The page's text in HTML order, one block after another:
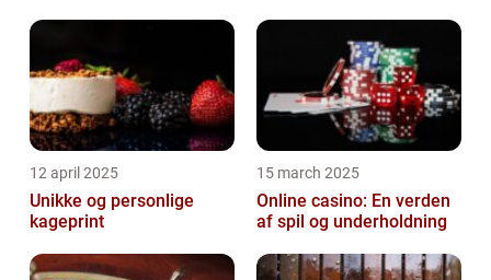
12 april 2025
Unikke og personlige
kageprint
15 march 2025
Online casino: En verden
af spil og underholdning